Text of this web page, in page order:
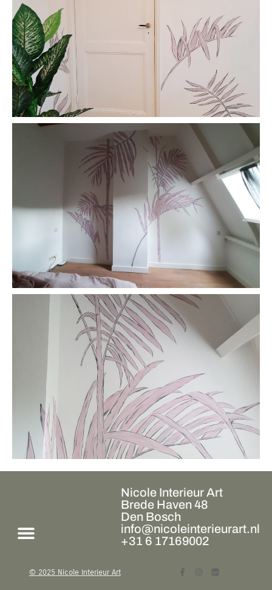
Nicole Interieur Art
Brede Haven 48
Den Bosch
info@nicoleinterieurart.nl
+31 6 17169002
© 2025 Nicole Interieur Art